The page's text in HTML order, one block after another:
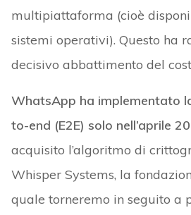
multipiattaforma (cioè
sistemi operativi). Questo ha
decisivo abbattimento del
WhatsApp ha implementato
to-end (E2E) solo nell’aprile
acquisito l’algoritmo di
Whisper Systems, la
quale torneremo in seguito a